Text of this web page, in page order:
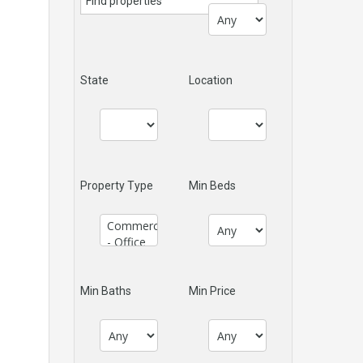
State Location
Property Type Min Beds
Min Baths Min Price